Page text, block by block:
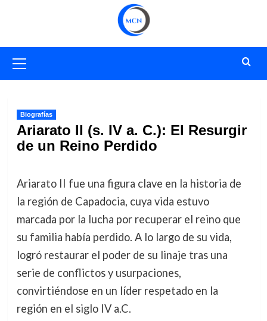
primario
Biografías
Ariarato II (s. IV a. C.): El Resurgir
de un Reino Perdido
Ariarato II fue una figura clave en la historia de
la región de Capadocia, cuya vida estuvo
marcada por la lucha por recuperar el reino que
su familia había perdido. A lo largo de su vida,
logró restaurar el poder de su linaje tras una
serie de conflictos y usurpaciones,
convirtiéndose en un líder respetado en la
región en el siglo IV a.C.